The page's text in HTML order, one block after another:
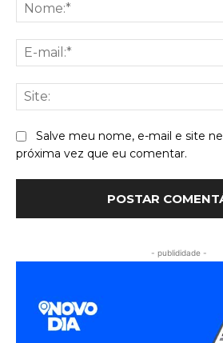
Salve meu nome, e-mail e site
próxima vez que eu comentar.
- publididade -